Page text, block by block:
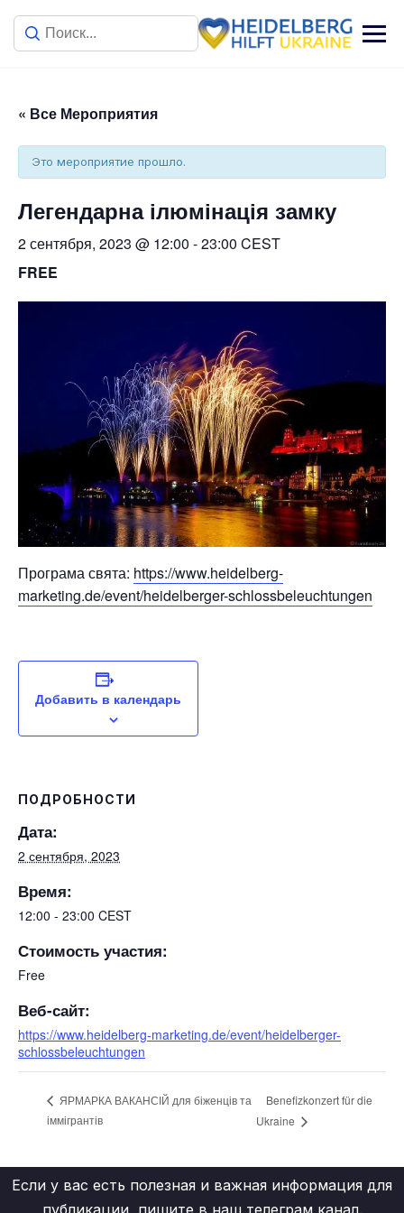
« Все Мероприятия
Это мероприятие прошло.
Легендарна ілюмінація замку
2 сентября, 2023 @ 12:00 -23:00 CEST
FREE
Програма свята: https://www.heidelberg-
marketing.de/event/heidelberger-schlossbeleuchtungen
Добавить в календарь
ПОДРОБНОСТИ
Дата:
2 сентября, 2023
Время:
12:00 - 23:00 CEST
Стоимость участия:
Free
Веб-сайт:
https://www.heidelberg-marketing.de/event/heidelberger-
schlossbeleuchtungen
ЯРМАРКА ВАКАНСІЙ для біженців та
іммігрантів
Benefizkonzert für die
Ukraine
Если у вас есть полезная и важная информация для